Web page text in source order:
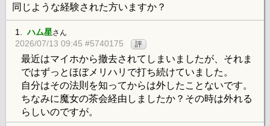
同じような経験された方いますか？
1.ハム星さん
2026/07/13 09:45 #5740175 評
最近はマイホから撤去されてしまいましたが、それま
ではずっとほぼメリハリで打ち続けていました。
自分はその法則を知ってからは外したことないです。
ちなみに魔女の茶会経由しましたか？その時は外れる
らしいのですが。